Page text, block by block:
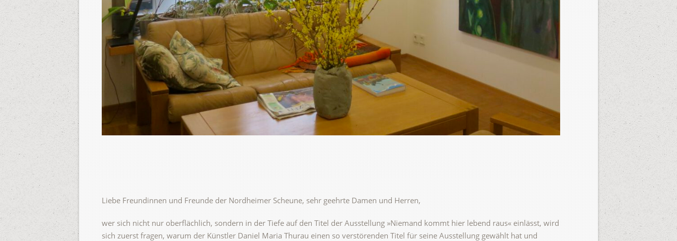
Liebe Freundinnen und Freunde der Nordheimer Scheune, sehr geehrte Damen und Herren,
wer sich nicht nur oberflächlich, sondern in der Tiefe auf den Titel der Ausstellung »Niemand kommt hier lebend raus« einlässt, wird
sich zuerst fragen, warum der Künstler Daniel Maria Thurau einen so verstörenden Titel für seine Ausstellung gewählt hat und